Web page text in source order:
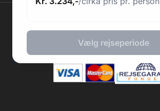
Vælg rejseperiode